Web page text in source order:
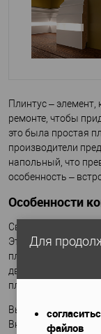
Плинтус –
ремонте, чтобы
это была простая
производители
напольный, что
особенность –
Особенности
Светящиеся
Это легкие,
планки. Они
дверями и
плинтусы с
Высота плинтусов
Внутри панели
Для
файлов